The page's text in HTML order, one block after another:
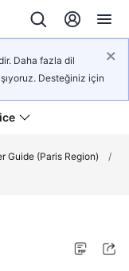
Daha fazla dil
Desteğiniz için
Guide (Paris Region)
/